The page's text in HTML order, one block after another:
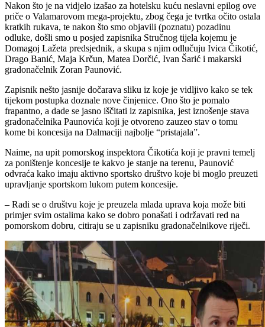
Nakon što je na vidjelo izašao za hotelsku kuću neslavni epilog ove
priče o Valamarovom mega-projektu, zbog čega je tvrtka očito ostala
kratkih rukava, te nakon što smo objavili (poznatu) pozadinu
odluke, došli smo u posjed zapisnika Stručnog tijela kojemu je
Domagoj Lažeta predsjednik, a skupa s njim odlučuju Ivica Čikotić,
Drago Banić, Maja Krčun, Matea Dorčić, Ivan Šarić i makarski
gradonačelnik Zoran Paunović.
Zapisnik nešto jasnije dočarava sliku iz koje je vidljivo kako se tek
tijekom postupka doznale nove činjenice. Ono što je pomalo
frapantno, a dade se jasno iščitati iz zapisnika, jest iznošenje stava
gradonačelnika Paunovića koji je otvoreno zauzeo stav o tomu
kome bi koncesija na Dalmaciji najbolje “pristajala”.
Naime, na upit pomorskog inspektora Čikotića koji je pravni temelj
za poništenje koncesije te kakvo je stanje na terenu, Paunović
odvraća kako imaju aktivno sportsko društvo koje bi moglo preuzeti
upravljanje sportskom lukom putem koncesije.
– Radi se o društvu koje je preuzela mlada uprava koja može biti
primjer svim ostalima kako se dobro ponašati i održavati red na
pomorskom dobru, citiraju se u zapisniku gradonačelnikove riječi.